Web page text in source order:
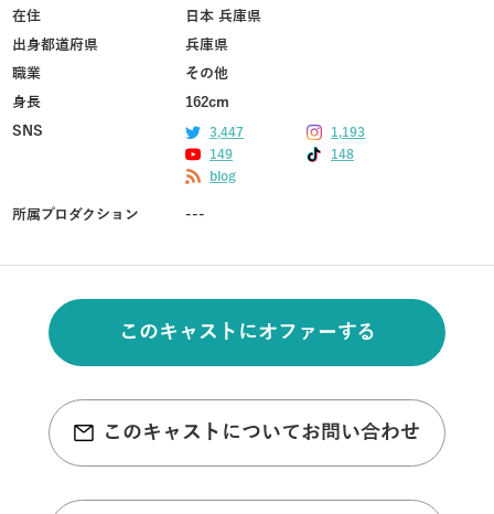
在住
日本 兵庫県
出身都道府県
兵庫県
職業
その他
身長
162cm
SNS
3,447
1,193
149
148
blog
所属プロダクション ---
このキャストにオファーする
このキャストについてお問い合わせ